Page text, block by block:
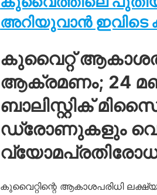
അറിയുവാൻ ഇവിടെ
കുവൈറ്റ്
ആക്രമണം; 24
ബാലിസ്റ്റിക്
ഡ്രോണുകളും
കുവൈറ്റിന്റെ ആകാശപരിധി